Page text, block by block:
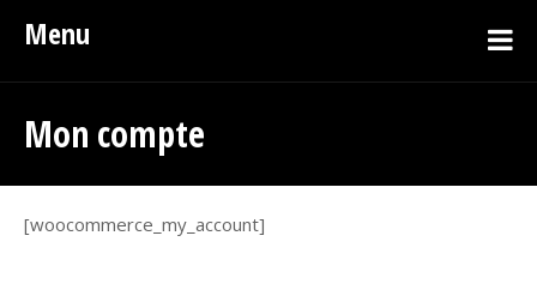
Menu
Mon compte
[woocommerce_my_account]